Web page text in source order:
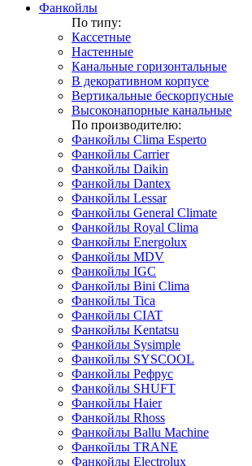
Фанкойлы
По типу:
Кассетные
Настенные
Канальные горизонтальные
В декоративном корпусе
Вертикальные бескорпусные
Высоконапорные канальные
По производителю:
Фанкойлы Clima Esperto
Фанкойлы Carrier
Фанкойлы Daikin
Фанкойлы Dantex
Фанкойлы Lessar
Фанкойлы General Climate
Фанкойлы Royal Clima
Фанкойлы Energolux
Фанкойлы MDV
Фанкойлы IGC
Фанкойлы Bini Clima
Фанкойлы Tica
Фанкойлы CIAT
Фанкойлы Kentatsu
Фанкойлы Sysimple
Фанкойлы SYSCOOL
Фанкойлы Рефрус
Фанкойлы SHUFT
Фанкойлы Haier
Фанкойлы Rhoss
Фанкойлы Ballu Machine
Фанкойлы TRANE
Фанкойлы Electrolux